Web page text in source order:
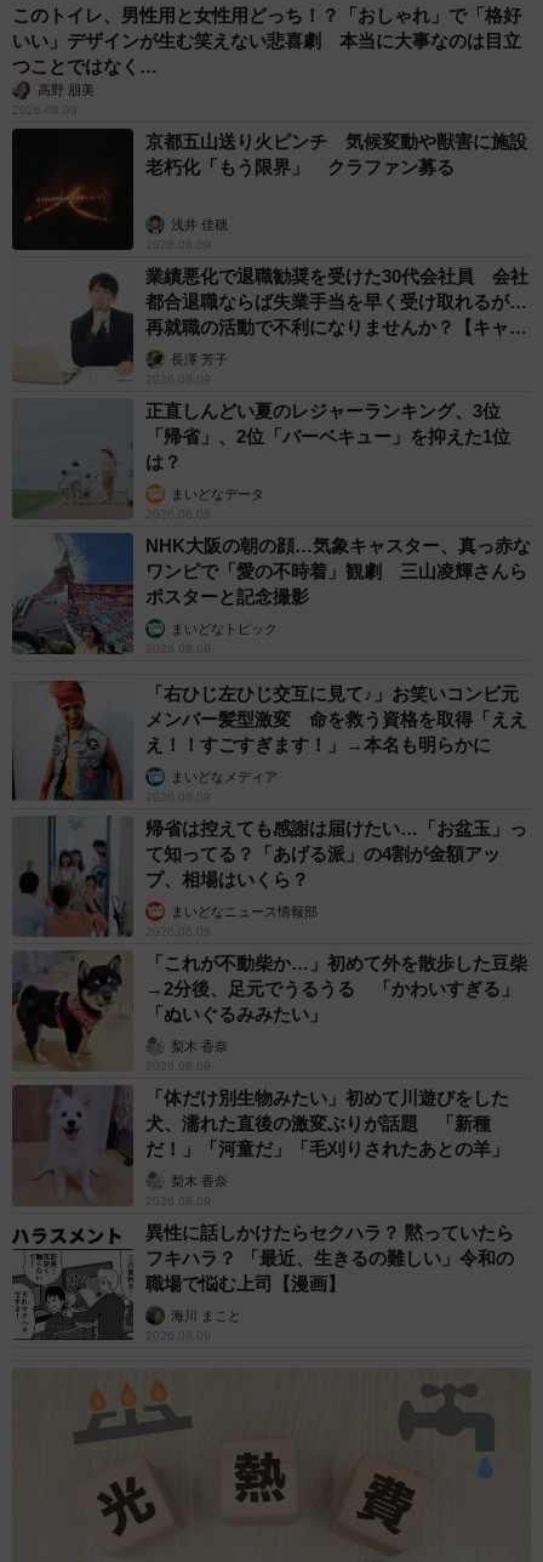
け取るだけではなく、似合う形へ導くために対話を重ねる
こと」だと話します。
「髪型を通して、褒める点と、そうでない点をはっきり伝
え、改善を提案します。良い点だけではなく、改善点とあ
わせて両方伝えることで、仕上がりのイメージを共有しや
すくするんです」
4/5
横の毛流れを確認しているアフターの様子／仲道 弘泰さん
（@nakamichi0212）提供
このトイレ、男性用と女性用どっち！？「おしゃれ」で「格好
いい」デザインが生む笑えない悲喜劇 本当に大事なのは目立
つことではなく…
高野 朋美
2026.08.09
京都五山送り火ピンチ 気候変動や獣害に施設
老朽化「もう限界」 クラファン募る
浅井 佳穂
2026.08.09
業績悪化で退職勧奨を受けた30代会社員 会社
都合退職ならば失業手当を早く受け取れるが…
再就職の活動で不利になりませんか？【キャリ
アカウンセラーが解説】
長澤 芳子
2026.08.09
正直しんどい夏のレジャーランキング、3位
「帰省」、2位「バーベキュー」を抑えた1位
は？
まいどなデータ
2026.08.09
NHK大阪の朝の顔…気象キャスター、真っ赤な
ワンピで「愛の不時着」観劇 三山凌輝さんら
ポスターと記念撮影
まいどなトピック
2026.08.09
「右ひじ左ひじ交互に見て♪」お笑いコンビ元
メンバー髪型激変 命を救う資格を取得「ええ
え！！すごすぎます！」→本名も明らかに
まいどなメディア
2026.08.09
帰省は控えても感謝は届けたい…「お盆玉」っ
て知ってる？「あげる派」の4割が金額アッ
プ、相場はいくら？
まいどなニュース情報部
2026.08.09
「これが不動柴か…」初めて外を散歩した豆柴
→2分後、足元でうるうる 「かわいすぎる」
「ぬいぐるみみたい」
梨木 香奈
2026.08.09
「体だけ別生物みたい」初めて川遊びをした
犬、濡れた直後の激変ぶりが話題 「新種
だ！」「河童だ」「毛刈りされたあとの羊」
梨木 香奈
2026.08.09
異性に話しかけたらセクハラ？ 黙っていたら
フキハラ？ 「最近、生きるの難しい」令和の
職場で悩む上司【漫画】
海川 まこと
2026.08.09